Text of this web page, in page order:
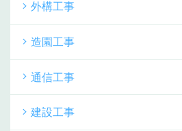
外構工事
造園工事
通信工事
建設工事